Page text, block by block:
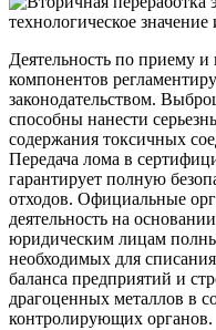
Деятельность по приему и
компонентов
законодательством.
способны нанести
содержания токсичных
Передача лома в
гарантирует полную
отходов. Официальные
деятельность на
юридическим лицам
необходимых для
баланса предприятий и
драгоценных металлов в
контролирующих органов.